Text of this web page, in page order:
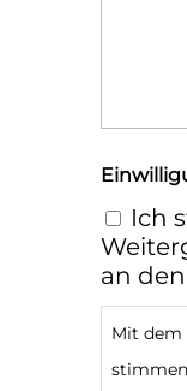
Ich
an
Mit dem